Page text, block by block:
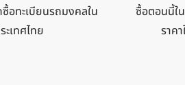
ซื้อทะเบียนรถมงคลใน
ะเทศไทย
ซื้อตอนนี้ใ
ราค